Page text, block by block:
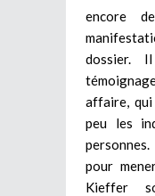
encore
dossier.
affaire,
peu les
pour
Kieffer